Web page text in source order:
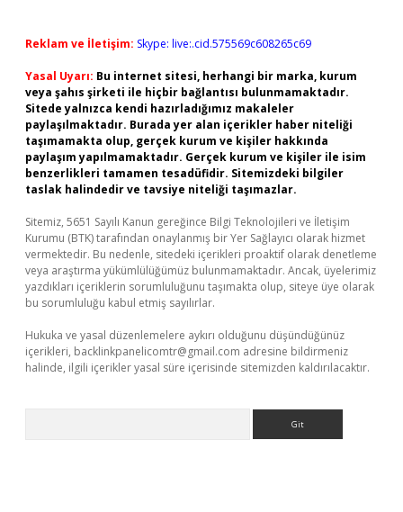
Reklam ve İletişim: Skype: live:.cid.575569c608265c69
Yasal Uyarı: Bu internet sitesi, herhangi bir marka, kurum
veya şahıs şirketi ile hiçbir bağlantısı bulunmamaktadır.
Sitede yalnızca kendi hazırladığımız makaleler
paylaşılmaktadır. Burada yer alan içerikler haber niteliği
taşımamakta olup, gerçek kurum ve kişiler hakkında
paylaşım yapılmamaktadır. Gerçek kurum ve kişiler ile isim
benzerlikleri tamamen tesadüfidir. Sitemizdeki bilgiler
taslak halindedir ve tavsiye niteliği taşımazlar.
Sitemiz, 5651 Sayılı Kanun gereğince Bilgi Teknolojileri ve İletişim
Kurumu (BTK) tarafından onaylanmış bir Yer Sağlayıcı olarak hizmet
vermektedir. Bu nedenle, sitedeki içerikleri proaktif olarak denetleme
veya araştırma yükümlülüğümüz bulunmamaktadır. Ancak, üyelerimiz
yazdıkları içeriklerin sorumluluğunu taşımakta olup, siteye üye olarak
bu sorumluluğu kabul etmiş sayılırlar.
Hukuka ve yasal düzenlemelere aykırı olduğunu düşündüğünüz
içerikleri, backlinkpanelicomtr@gmail.com adresine bildirmeniz
halinde, ilgili içerikler yasal süre içerisinde sitemizden kaldırılacaktır.